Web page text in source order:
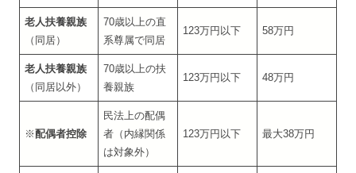
老人扶養親族
（同居）
70歳以上の直
系尊属で同居
123万円以下 58万円
老人扶養親族
（同居以外）
70歳以上の扶
養親族
123万円以下 48万円
※配偶者控除
民法上の配偶
者（内縁関係
は対象外）
123万円以下 最大38万円